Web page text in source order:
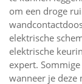
om een droge
elektrische
elektrische
expert.
wanneer je deze